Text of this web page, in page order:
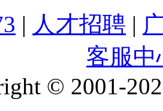
| 人才招聘 |
客服中
© 2001-